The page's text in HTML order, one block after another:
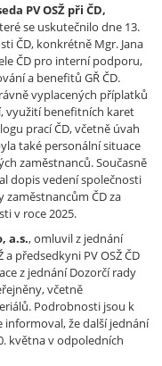
PV OSŽ při ČD,
se uskutečnilo dne 13.
ČD, konkrétně Mgr. Jana
ČD pro interní podporu,
a benefitů GŘ ČD.
vyplacených příplatků
využití benefitních karet
prací ČD, včetně úvah
také personální situace
zaměstnanců. Současně
dopis vedení společnosti
ČD za
v roce 2025.
a.s., omluvil z jednání
předsedkyni PV OSŽ ČD
z jednání Dozorčí rady
včetně
Podrobnosti jsou k
informoval, že další jednání
května v odpoledních